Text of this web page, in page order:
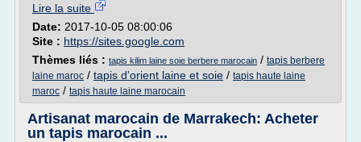
Lire la suite
Date: 2017-10-05 08:00:06
Site : https://sites.google.com
Thèmes liés : tapis kilim laine soie berbere marocain / tapis berbere
laine maroc / tapis d'orient laine et soie / tapis haute laine
maroc / tapis haute laine marocain
Artisanat marocain de Marrakech: Acheter
un tapis marocain ...